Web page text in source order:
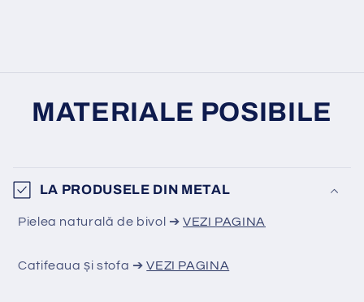
MATERIALE POSIBILE
LA PRODUSELE DIN METAL
Pielea naturală de bivol ➔VEZI PAGINA
Catifeaua și stofa ➔VEZI PAGINA